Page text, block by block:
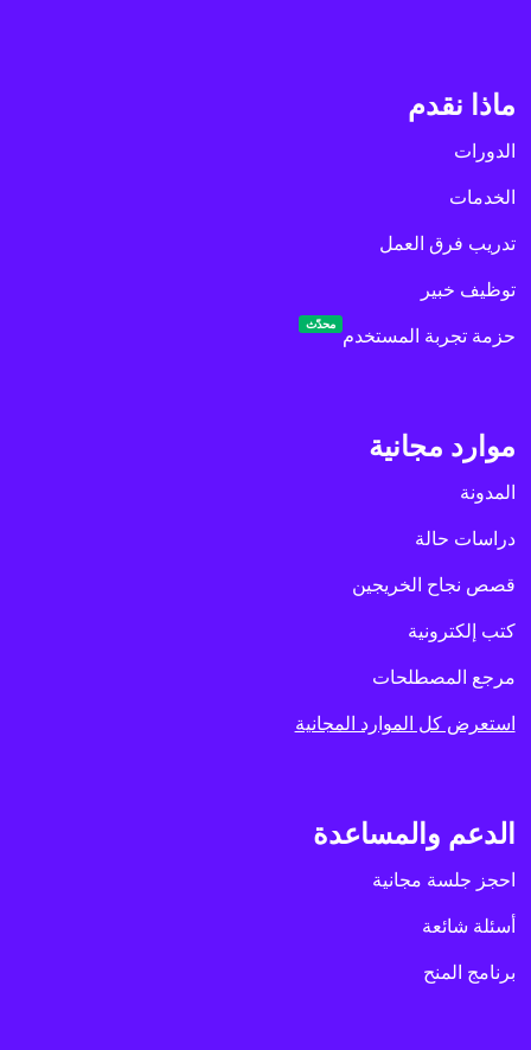
ماذا نقدم
الدورات
الخدمات
تدريب فرق العمل
توظيف خبير
حزمة تجربة المستخدم
محدّث
موارد مجانية
المدونة
دراسات حالة
قصص نجاح الخريجين
كتب إلكترونية
مرجع المصطلحات
استعرض كل الموارد المجانية
الدعم والمساعدة
احجز جلسة مجانية
أسئلة شائعة
برنامج المنح